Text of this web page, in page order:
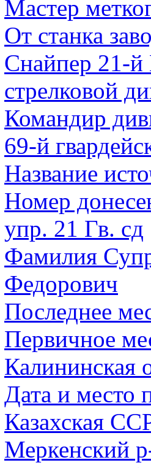
Мастер
От станка
Снайпер 21-й
стрелковой
Командир
69-й
Название
Номер
упр. 21 Гв. сд
Фамилия
Федорович
Последнее
Первичное
Калининская
Дата и
Казахская
Меркенский